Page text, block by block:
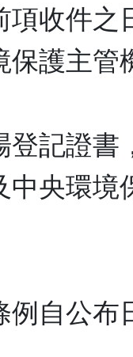
項收件之
保護主管
登記證書
中央環境
自公布